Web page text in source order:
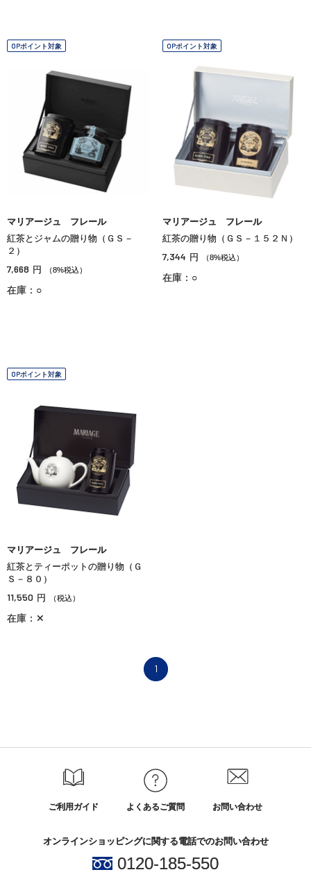
OPポイント対象
マリアージュ フレール
紅茶とジャムの贈り物（ＧＳ－
２）
7,668 円 （8%税込）
在庫：○
OPポイント対象
マリアージュ フレール
紅茶の贈り物（ＧＳ－１５２Ｎ）
7,344 円 （8%税込）
在庫：○
OPポイント対象
マリアージュ フレール
紅茶とティーポットの贈り物（Ｇ
Ｓ－８０）
11,550 円 （税込）
在庫：✕
1
ご利用ガイド よくあるご質問 お問い合わせ
オンラインショッピングに関する電話でのお問い合わせ
0120-185-550